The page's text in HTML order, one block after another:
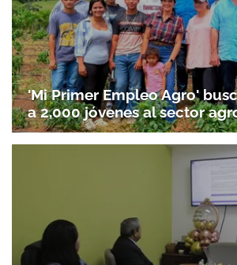
'Mi Primer Empleo Agro'
a 2,000 jóvenes al sector